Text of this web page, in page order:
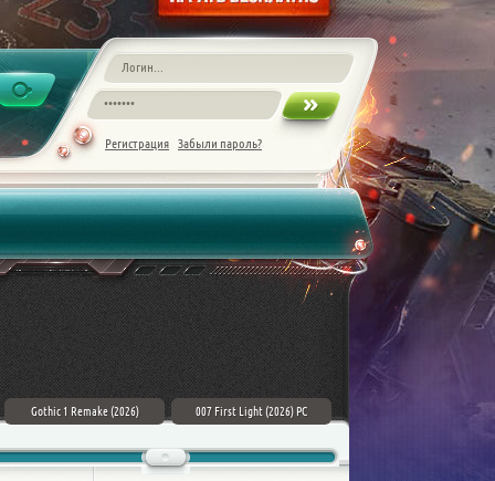
Регистрация Забыли пароль?
Gothic 1 Remake (2026) 007 First Light (2026) PC
ZERO PARADES: For Dead Spies